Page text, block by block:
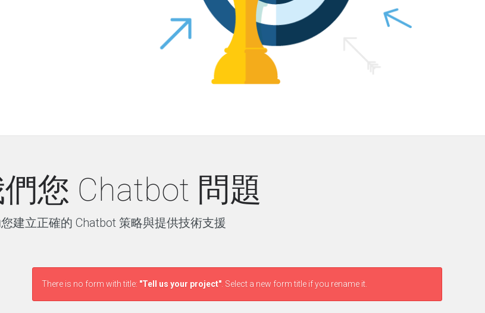
您 Chatbot 問題
建立正確的 Chatbot 策略與提供技術支援
There is no form with title: "Tell us your project". Select a new form title if you rename it.